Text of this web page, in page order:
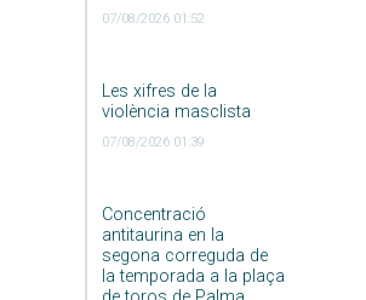
07/08/2026 01:52
Les xifres de la
violència masclista
07/08/2026 01:39
Concentració
antitaurina en la
segona correguda de
la temporada a la plaça